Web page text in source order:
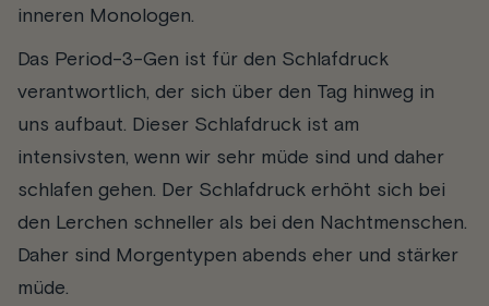
inneren Monologen.
Das Period-3-Gen ist für den Schlafdruck
verantwortlich, der sich über den Tag hinweg in
uns aufbaut. Dieser Schlafdruck ist am
intensivsten, wenn wir sehr müde sind und daher
schlafen gehen. Der Schlafdruck erhöht sich bei
den Lerchen schneller als bei den Nachtmenschen.
Daher sind Morgentypen abends eher und stärker
müde.